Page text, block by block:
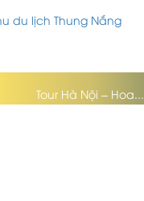
Tour Hà Nội – Hoa...